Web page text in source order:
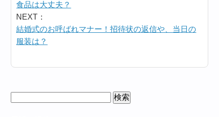
食品は大丈夫？
NEXT：
結婚式のお呼ばれマナー！招待状の返信や、当日の
服装は？